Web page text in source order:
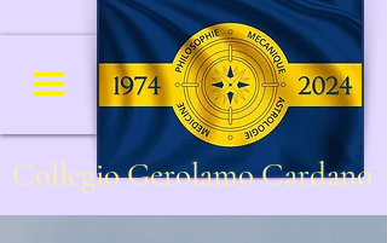
Collegio Gerolamo Cardano